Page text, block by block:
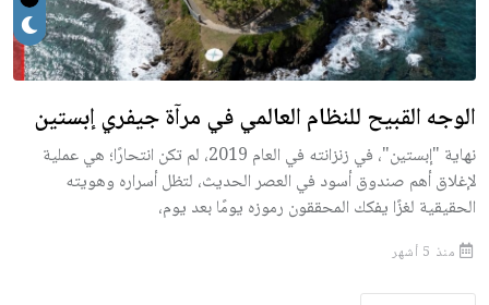
الوجه القبيح للنظام العالمي في مرآة جيفري إبستين
نهاية "إبستين"، في زنزانته في العام 2019، لم تكن انتحارًا؛ هي عملية
لإغلاق أهم صندوق أسود في العصر الحديث، لتظل أسراره وهويته
الحقيقية لغزًا يفكك المحققون رموزه يومًا بعد يوم،
منذ 5 أشهر